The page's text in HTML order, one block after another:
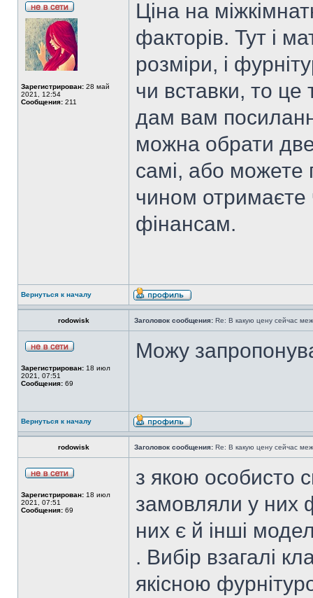
Зарегистрирован: 28 май
2021, 12:54
Сообщения: 211
Ціна на
факторів. Тут і
розміри, і
чи вставки, то це
дам вам
можна обрати
самі, або
чином отримаєте
фінансам.
Вернуться к началу
rodowisk Заголовок сообщения: Re: В какую цену сейчас
Зарегистрирован: 18 июл
2021, 07:51
Сообщения: 69
Можу
Вернуться к началу
rodowisk Заголовок сообщения: Re: В какую цену сейчас
Зарегистрирован: 18 июл
2021, 07:51
Сообщения: 69
з якою особисто
замовляли у них
них є й інші
. Вибір взагалі
якісною